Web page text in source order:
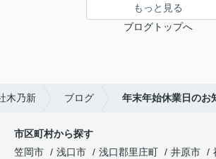
もっと見る
ブログトップへ
木乃新 ブログ 年末年始休業日のお
市区町村から探す
笠岡市
浅口市 浅口郡里庄町 井原市